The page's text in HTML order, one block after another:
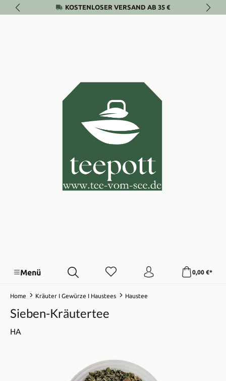
Zum Hauptinhalt springenKOSTENLOSER VERSAND AB 35 €
Menü 0,00 €*
Home Kräuter I Gewürze I Haustees Haustee
Sieben-Kräutertee
HA
Bildergalerie überspringen